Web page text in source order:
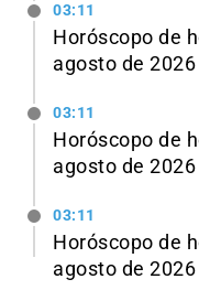
03:11
Horóscopo de
agosto de 2026
03:11
Horóscopo de
agosto de 2026
03:11
Horóscopo de
agosto de 2026